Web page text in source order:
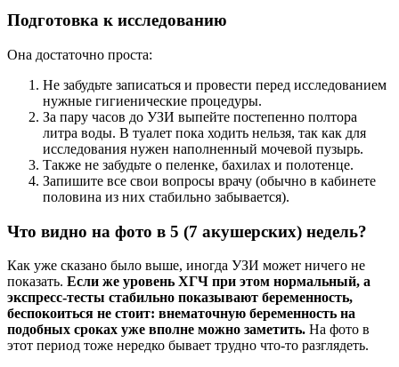
Подготовка к исследованию
Она достаточно проста:
Не забудьте записаться и провести перед исследованием
нужные гигиенические процедуры.
За пару часов до УЗИ выпейте постепенно полтора
литра воды. В туалет пока ходить нельзя, так как для
исследования нужен наполненный мочевой пузырь.
Также не забудьте о пеленке, бахилах и полотенце.
Запишите все свои вопросы врачу (обычно в кабинете
половина из них стабильно забывается).
Что видно на фото в 5 (7 акушерских) недель?
Как уже сказано было выше, иногда УЗИ может ничего не
показать. Если же уровень ХГЧ при этом нормальный, а
экспресс-тесты стабильно показывают беременность,
беспокоиться не стоит: внематочную беременность на
подобных сроках уже вполне можно заметить. На фото в
этот период тоже нередко бывает трудно что-то разглядеть.